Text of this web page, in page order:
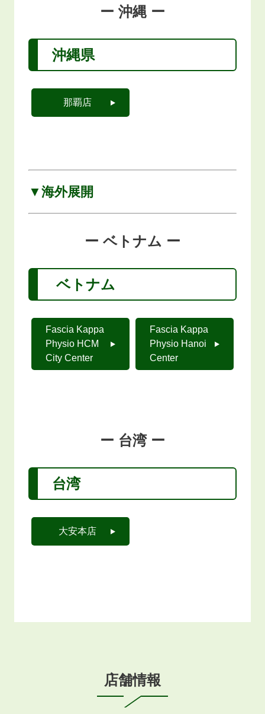
ー 沖縄 ー
沖縄県
那覇店
▼海外展開
ー ベトナム ー
ベトナム
Fascia Kappa
Physio HCM
City Center
Fascia Kappa
Physio Hanoi
Center
ー 台湾 ー
台湾
大安本店
店舗情報